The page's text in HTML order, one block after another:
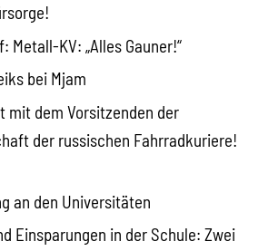
Metall-KV: „Alles Gauner!“
bei Mjam
mit dem Vorsitzenden der
der russischen Fahrradkuriere!
an den Universitäten
Einsparungen in der Schule: Zwei